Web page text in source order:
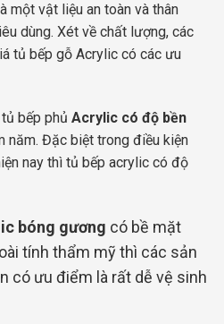
một vật liệu an toàn và thân
dùng. Xét về chất lượng, các
tủ bếp gỗ Acrylic có các ưu
bếp phủ Acrylic có độ bền
năm. Đặc biệt trong điều kiện
nay thì tủ bếp acrylic có độ
bóng gương có bề mặt
tính thẩm mỹ thì các sản
có ưu điểm là rất dễ vệ sinh